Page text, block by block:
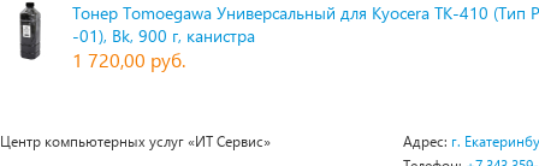
Тонер Tomoegawa Универсальный для Kyocera TK-410 (Тип
-01), Bk, 900 г, канистра
1 720,00 руб.
Центр компьютерных услуг «ИТ Сервис» Адрес: г.